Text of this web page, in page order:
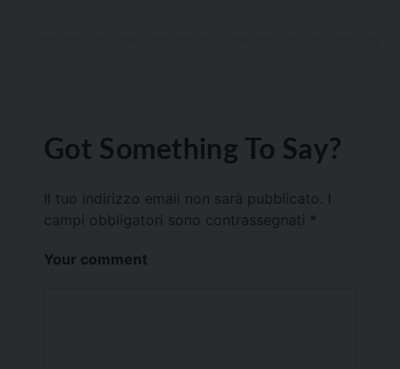
Got Something To Say?
Il tuo indirizzo email non sarà pubblicato.
campi obbligatori sono contrassegnati *
Your comment